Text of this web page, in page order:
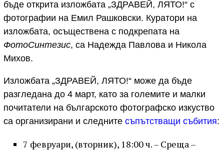
бъде открита изложбата „ЗДРАВЕЙ, ЛЯТО!“ с
фотографии на Емил Рашковски. Куратори на
изложбата, осъществена с подкрепата на
ФотоСинтезис, са Надежда Павлова и Никола
Михов.
Изложбата „ЗДРАВЕЙ, ЛЯТО!“ може да бъде
разгледана до 4 март, като за големите и малки
почитатели на българското фотографско изкуство
са организирани и следните съпътстващи събития:
7 февруари, (вторник), 18:00 ч. – Среща –